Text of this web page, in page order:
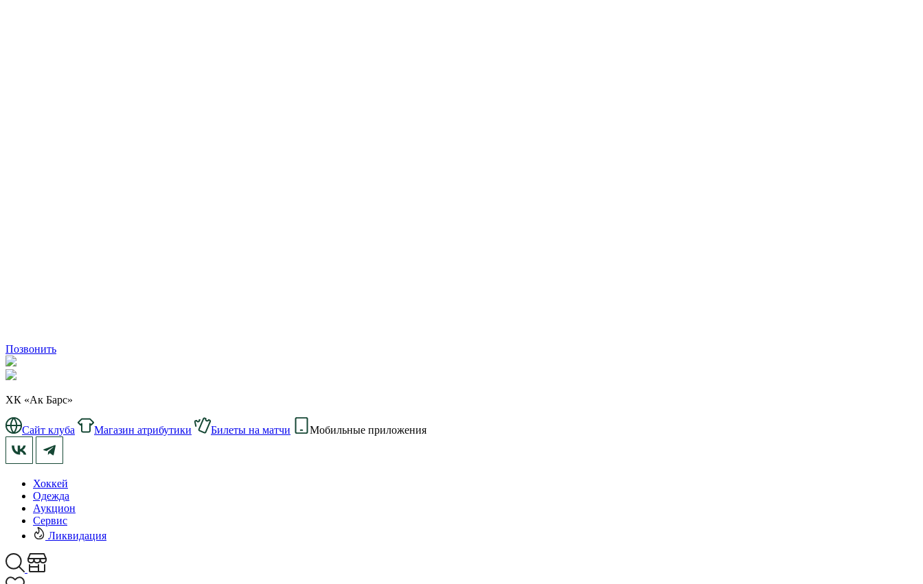
Позвонить
ХК «Ак Барс»
Сайт клуба Магазин атрибутики Билеты на матчи Мобильные приложения
Хоккей
Одежда
Аукцион
Сервис
Ликвидация